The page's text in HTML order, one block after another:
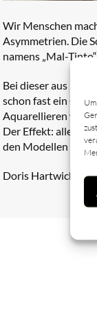
Wir Menschen
Asymmetrien. Die
namens „Mal-
Bei dieser aus
schon fast ein
Aquarellieren wird
Der Effekt: alles
den Modellen
Doris Hartwich